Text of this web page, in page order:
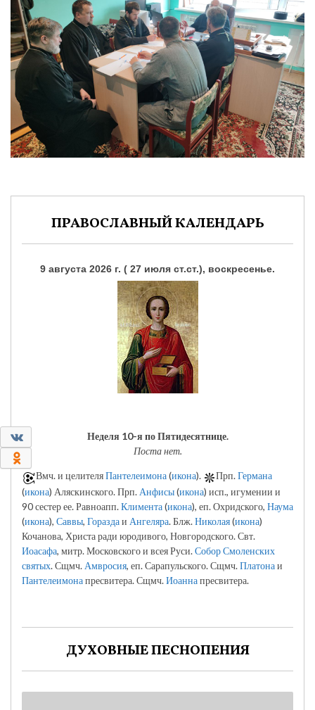
ПРАВОСЛАВНЫЙ КАЛЕНДАРЬ
9 августа 2026 г. ( 27 июля ст.ст.), воскресенье.
Неделя 10-я по Пятидесятнице.
Поста нет.
Вмч. и целителяПантелеимона(икона). Прп.Германа
(икона) Аляскинского. Прп.Анфисы(икона) исп., игумении и
90 сестер ее. Равноапп.Климента(икона), еп. Охридского, Наума
(икона), Саввы, Гораздаи Ангеляра. Блж.Николая(икона)
Кочанова, Христа ради юродивого, Новгородского. Свт.
Иоасафа, митр. Московского и всея Руси.Собор Смоленских
святых. Сщмч.Амвросия, еп. Сарапульского. Сщмч.Платонаи
Пантелеимонапресвитера. Сщмч.Иоаннапресвитера.
ДУХОВНЫЕ ПЕСНОПЕНИЯ